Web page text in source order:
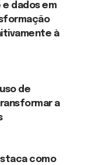
dados em
à
de
a
como